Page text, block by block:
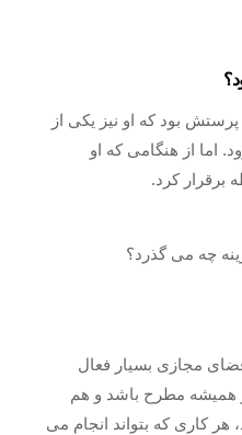
بود که او نیز یکی از
اما از هنگامی که او
برقرار کرد.
فضای مجازی بسیار فعال
همیشه مطرح باشد و هم
هر کاری که بتواند انجام می